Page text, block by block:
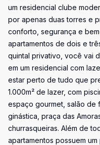
um residencial clube
por apenas duas torres e
conforto, segurança e
apartamentos de dois e
quintal privativo, você vai
em um residencial com
estar perto de tudo que
1.000m² de lazer, com
espaço gourmet, salão de
ginástica, praça das
churrasqueiras. Além de
apartamentos possuem